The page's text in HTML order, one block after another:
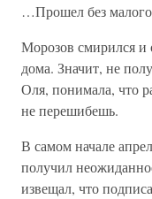
…Прошел без
Морозов смирился и
дома. Значит, не
Оля, понимала, что
не перешибешь.
В самом начале
получил
извещал, что